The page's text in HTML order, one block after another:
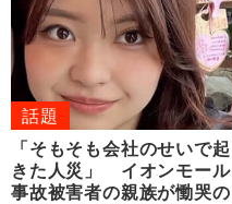
話題
「そもそも会社のせいで起
きた人災」 イオンモール
事故被害者の親族が慟哭の